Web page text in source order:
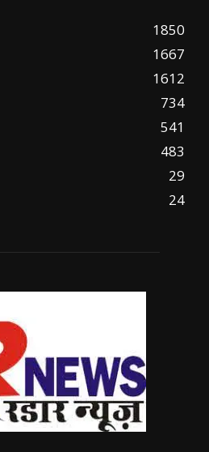
1850
1667
1612
734
541
483
29
24